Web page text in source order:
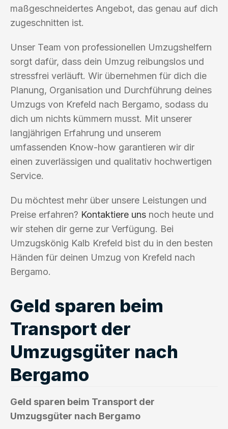
maßgeschneidertes Angebot, das genau auf dich
zugeschnitten ist.
Unser Team von professionellen Umzugshelfern
sorgt dafür, dass dein Umzug reibungslos und
stressfrei verläuft. Wir übernehmen für dich die
Planung, Organisation und Durchführung deines
Umzugs von Krefeld nach Bergamo, sodass du
dich um nichts kümmern musst. Mit unserer
langjährigen Erfahrung und unserem
umfassenden Know-how garantieren wir dir
einen zuverlässigen und qualitativ hochwertigen
Service.
Du möchtest mehr über unsere Leistungen und
Preise erfahren? Kontaktiere uns noch heute und
wir stehen dir gerne zur Verfügung. Bei
Umzugskönig Kalb Krefeld bist du in den besten
Händen für deinen Umzug von Krefeld nach
Bergamo.
Geld sparen beim
Transport der
Umzugsgüter nach
Bergamo
Geld sparen beim Transport der
Umzugsgüter nach Bergamo